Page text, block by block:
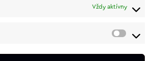
Vždy aktívny
tovaru